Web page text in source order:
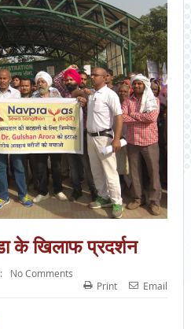
के खिलाफ प्रदर्शन
No Comments
Print
Email